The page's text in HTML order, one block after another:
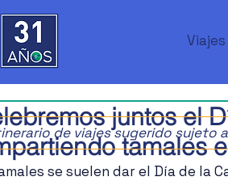
juntos el
tamales
se suelen dar el Día de la
de viajes sugerido sujeto